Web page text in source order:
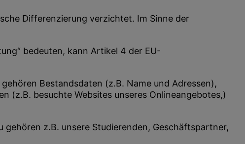
Differenzierung verzichtet. Im Sinne der
bedeuten, kann Artikel 4 der EU-
Bestandsdaten (z.B. Name und Adressen),
(z.B. besuchte Websites unseres Onlineangebotes,)
z.B. unsere Studierenden, Geschäftspartner,